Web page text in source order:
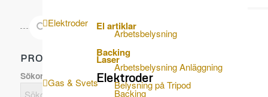
Arbetsbelysning
Belysning på Tripod
El artiklar
Arbetsbelysning Anläggning
Laser
Elektroder
Backing
Backing
Elektroder
Gas & Svets
PRODUKTSÖK…
Sökord här...